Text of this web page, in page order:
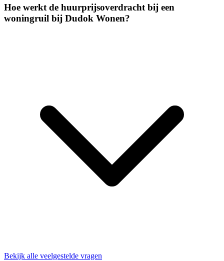
Hoe werkt de huurprijsoverdracht bij een
woningruil bij Dudok Wonen?
Bekijk alle veelgestelde vragen